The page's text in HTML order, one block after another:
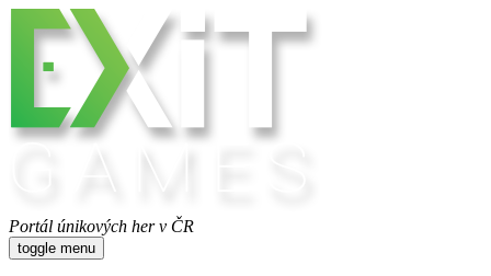
Portál únikových her v ČR
toggle menu